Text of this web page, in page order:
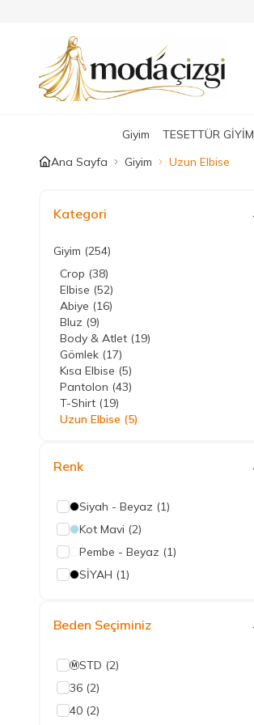
Giyim TESETTÜR GİYİM
Ana Sayfa
Giyim Uzun Elbise
Kategori
Giyim (254)
Crop (38)
Elbise (52)
Abiye (16)
Bluz (9)
Body & Atlet (19)
Gömlek (17)
Kısa Elbise (5)
Pantolon (43)
T-Shirt (19)
Uzun Elbise (5)
Renk
Siyah - Beyaz (1)
Kot Mavi (2)
Pembe - Beyaz (1)
SİYAH (1)
Beden Seçiminiz
STD (2)
36 (2)
40 (2)